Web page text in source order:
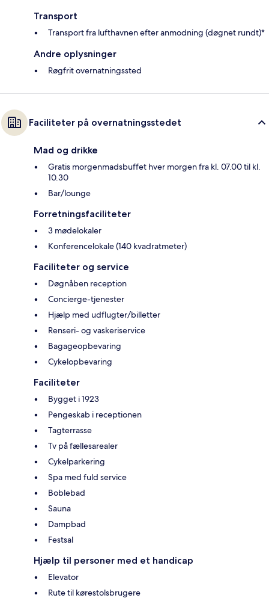
Transport
Transport fra lufthavnen efter anmodning (døgnet rundt)*
Andre oplysninger
Røgfrit overnatningssted
Faciliteter på overnatningsstedet
Mad og drikke
Gratis morgenmadsbuffet hver morgen fra kl. 07.00 til kl.
10.30
Bar/lounge
Forretningsfaciliteter
3 mødelokaler
Konferencelokale (140 kvadratmeter)
Faciliteter og service
Døgnåben reception
Concierge-tjenester
Hjælp med udflugter/billetter
Renseri- og vaskeriservice
Bagageopbevaring
Cykelopbevaring
Faciliteter
Bygget i 1923
Pengeskab i receptionen
Tagterrasse
Tv på fællesarealer
Cykelparkering
Spa med fuld service
Boblebad
Sauna
Dampbad
Festsal
Hjælp til personer med et handicap
Elevator
Rute til kørestolsbrugere